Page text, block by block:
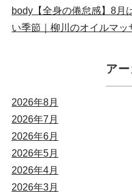
body【全身の倦怠感】8月
い季節｜柳川のオイルマッ
ア
2026年8月
2026年7月
2026年6月
2026年5月
2026年4月
2026年3月